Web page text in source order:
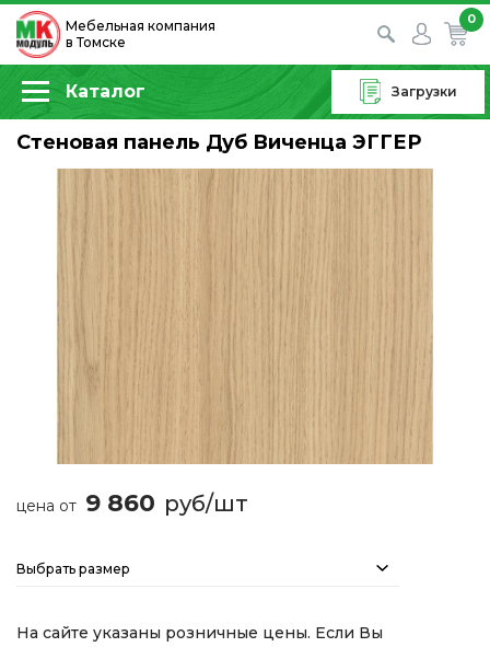
Мебельная компания
в Томске
0
Каталог Загрузки
Стеновая панель Дуб Виченца ЭГГЕР
цена от 9 860 руб/шт
Выбрать размер
На сайте указаны розничные цены. Если Вы